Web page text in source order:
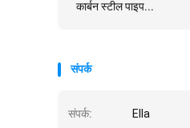
कार्बन स्टील पाइप...
संपर्क
संपर्क: Ella